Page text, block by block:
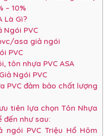
– 10%
Là Gì?
Ngói PVC
asa giả ngói
PVC
tôn nhựa PVC ASA
Ngói PVC
PVC đảm bảo chất lượng
tiên lựa chọn Tôn Nhựa
đến như sau:
ngói PVC Triệu Hổ Hôm